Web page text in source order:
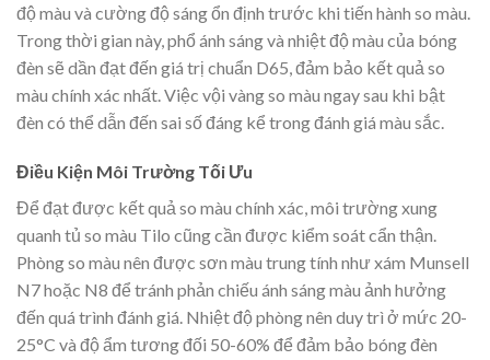
độ màu và cường độ sáng ổn định trước khi tiến hành so màu.
Trong thời gian này, phổ ánh sáng và nhiệt độ màu của bóng
đèn sẽ dần đạt đến giá trị chuẩn D65, đảm bảo kết quả so
màu chính xác nhất. Việc vội vàng so màu ngay sau khi bật
đèn có thể dẫn đến sai số đáng kể trong đánh giá màu sắc.
Điều Kiện Môi Trường Tối Ưu
Để đạt được kết quả so màu chính xác, môi trường xung
quanh tủ so màu Tilo cũng cần được kiểm soát cẩn thận.
Phòng so màu nên được sơn màu trung tính như xám Munsell
N7 hoặc N8 để tránh phản chiếu ánh sáng màu ảnh hưởng
đến quá trình đánh giá. Nhiệt độ phòng nên duy trì ở mức 20-
25°C và độ ẩm tương đối 50-60% để đảm bảo bóng đèn